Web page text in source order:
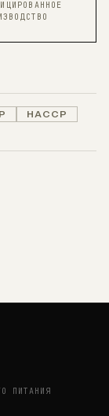
HACCP
ПИТАНИЯ